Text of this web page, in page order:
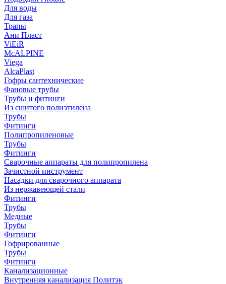
Для воды
Для газа
Трапы
Ани Пласт
ViEiR
McALPINE
Viega
AlcaPlast
Гофры сантехнические
Фановые трубы
Трубы и фитинги
Из сшитого полиэтилена
Трубы
Фитинги
Полипропиленовые
Трубы
Фитинги
Сварочные аппараты для полипропилена
Зачистной инструмент
Насадки для сварочного аппарата
Из нержавеющей стали
Фитинги
Трубы
Медные
Трубы
Фитинги
Гофрированные
Трубы
Фитинги
Канализационные
Внутренняя канализация Политэк